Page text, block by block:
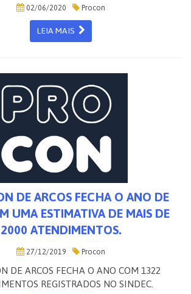
02/06/2020 Procon
LEIA MAIS
DE ARCOS FECHA O ANO DE
UMA ESTIMATIVA DE MAIS DE
2000 ATENDIMENTOS.
27/12/2019 Procon
DE ARCOS FECHA O ANO COM 1322
REGISTRADOS NO SINDEC.